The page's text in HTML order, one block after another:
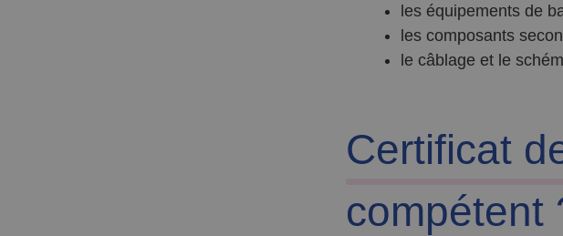
les équipements de
les composants
le câblage et le
Certificat
compétent